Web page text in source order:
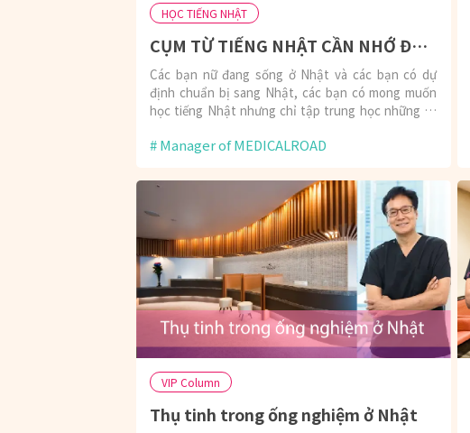
HỌC TIẾNG NHẬT
CỤM TỪ TIẾNG NHẬT CẦN NHỚ ĐẦU TIÊN TRƯỚC KHI SANG NHẬT!
Các bạn nữ đang sống ở Nhật và các bạn có dự
định chuẩn bị sang Nhật, các bạn có mong muốn
học tiếng Nhật nhưng chỉ tập trung học những từ
Manager of MEDICALROAD
VIP Column
Thụ tinh trong ống nghiệm ở Nhật